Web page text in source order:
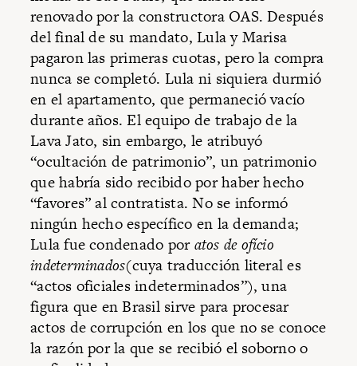
renovado por la constructora OAS. Después
del final de su mandato, Lula y Marisa
pagaron las primeras cuotas, pero la compra
nunca se completó. Lula ni siquiera durmió
en el apartamento, que permaneció vacío
durante años. El equipo de trabajo de la
Lava Jato, sin embargo, le atribuyó
“ocultación de patrimonio”, un patrimonio
que habría sido recibido por haber hecho
“favores” al contratista. No se informó
ningún hecho específico en la demanda;
Lula fue condenado poratos de ofício
indeterminados(cuya traducción literal es
“actos oficiales indeterminados”), una
figura que en Brasil sirve para procesar
actos de corrupción en los que no se conoce
la razón por la que se recibió el soborno o